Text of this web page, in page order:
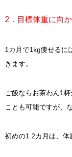
2．目標体重に向
1カ月で1kg痩せるに
きます。
ご飯ならお茶わん1
ことも可能ですが、
初めの1.2カ月は、体